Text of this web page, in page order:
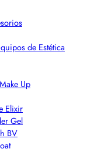
de Estética
Up
Elixir
Gel
BV